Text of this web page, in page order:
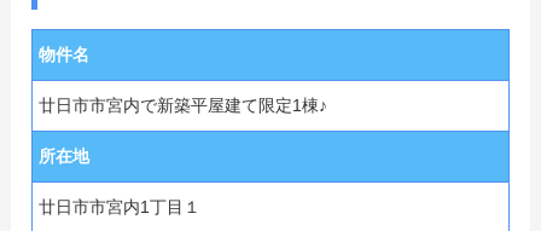
物件名
廿日市市宮内で新築平屋建て限定1棟♪
所在地
廿日市市宮内1丁目１